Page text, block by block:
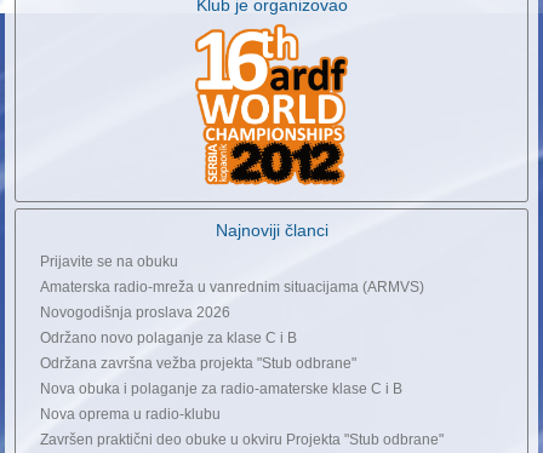
Klub je organizovao
Najnoviji članci
Prijavite se na obuku
Amaterska radio-mreža u vanrednim situacijama (ARMVS)
Novogodišnja proslava 2026
Održano novo polaganje za klase C i B
Održana završna vežba projekta "Stub odbrane"
Nova obuka i polaganje za radio-amaterske klase C i B
Nova oprema u radio-klubu
Završen praktični deo obuke u okviru Projekta "Stub odbrane"